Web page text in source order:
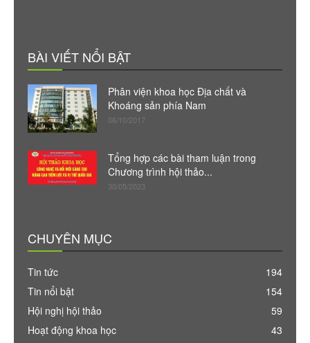
BÀI VIẾT NỔI BẬT
Phân viện khoa học Địa chất và
Khoáng sản phía Nam
06/10/2017
Tổng hợp các bài tham luận trong
Chương trình hội thảo...
30/05/2023
CHUYÊN MỤC
Tin tức
194
Tin nổi bật
154
Hội nghị hội thảo
59
Hoạt động khoa học
43